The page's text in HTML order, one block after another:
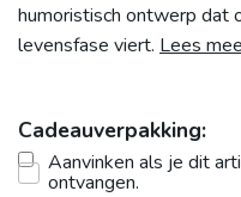
humoristisch ontwerp dat
levensfase viert. Lees
Cadeauverpakking:
Aanvinken als je dit
ontvangen.